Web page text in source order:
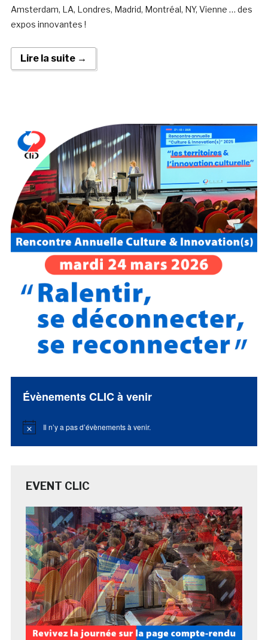
Amsterdam, LA, Londres, Madrid, Montréal, NY, Vienne … des
expos innovantes !
Lire la suite →
Évènements CLIC à venir
Notice Il n’y a pas d’évènements à venir.
EVENT CLIC